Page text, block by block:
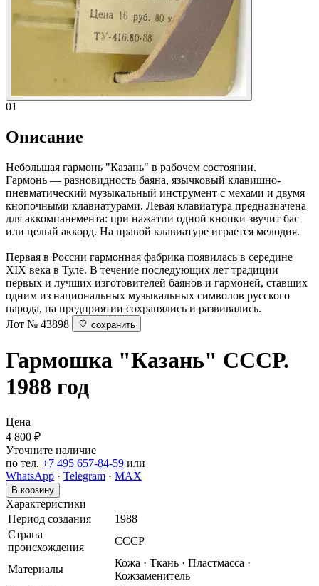
01
Описание
Небольшая гармонь "Казань" в рабочем состоянии.
Гармонь — разновидность баяна, язычковый клавишно-
пневматический музыкальный инструмент с мехами и двумя
кнопочными клавиатурами. Левая клавиатура предназначена
для аккомпанемента: при нажатии одной кнопки звучит бас
или целый аккорд. На правой клавиатуре играется мелодия.
Первая в России гармонная фабрика появилась в середине
XIX века в Туле. В течение последующих лет традиции
первых и лучших изготовителей баянов и гармоней, ставших
одним из национальных музыкальных символов русского
народа, на предприятии сохранялись и развивались.
Лот № 43898
сохранить
Гармошка "Казань" СССР.
1988 год
Цена
4 800 ₽
Уточните наличие
по тел. +7 495 657-84-59 или
WhatsApp · Telegram · MAX
В корзину
Характеристики
Период создания
1988
Страна
происхождения
СССР
Материалы
Кожа · Ткань · Пластмасса ·
Кожзаменитель